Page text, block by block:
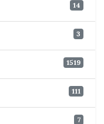
14
3
1519
111
7